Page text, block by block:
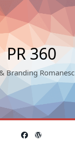
PR 360
Branding Romanesc